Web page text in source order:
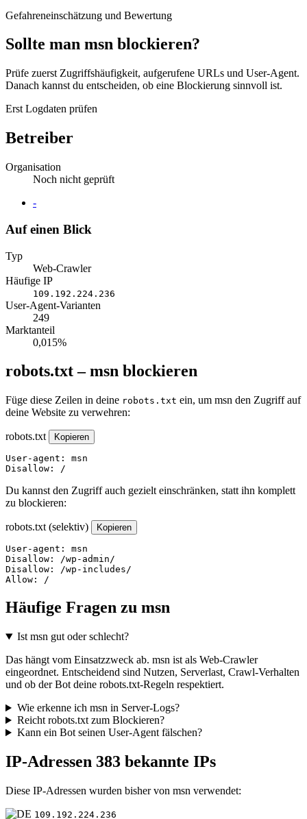
Gefahreneinschätzung und Bewertung
Sollte man msn blockieren?
Prüfe zuerst Zugriffshäufigkeit, aufgerufene URLs und User-Agent.
Danach kannst du entscheiden, ob eine Blockierung sinnvoll ist.
Erst Logdaten prüfen
Betreiber
Organisation
Noch nicht geprüft
Website
-
Auf einen Blick
Typ
Web-Crawler
Häufige IP
109.192.224.236
User-Agent-Varianten
249
Marktanteil
0,015%
robots.txt – msn blockieren
Füge diese Zeilen in deine robots.txt ein, um msn den Zugriff auf
deine Website zu verwehren:
robots.txt Kopieren
User-agent: msn
Disallow: /
Du kannst den Zugriff auch gezielt einschränken, statt ihn komplett
zu blockieren:
robots.txt (selektiv) Kopieren
User-agent: msn
Disallow: /wp-admin/
Disallow: /wp-includes/
Allow: /
Häufige Fragen zu msn
Ist msn gut oder schlecht?
Das hängt vom Einsatzzweck ab. msn ist als Web-Crawler
eingeordnet. Entscheidend sind Nutzen, Serverlast, Crawl-Verhalten
und ob der Bot deine robots.txt-Regeln respektiert.
Wie erkenne ich msn in Server-Logs?
Reicht robots.txt zum Blockieren?
Kann ein Bot seinen User-Agent fälschen?
IP-Adressen 383 bekannte IPs
Diese IP-Adressen wurden bisher von msn verwendet:
109.192.224.236